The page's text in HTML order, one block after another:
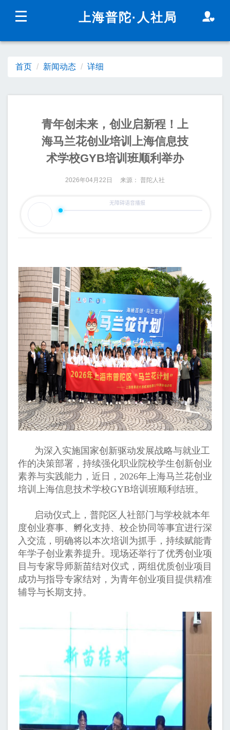
上海城市精神：
海纳百川
新闻动态 政务公开
政民互动
上海普陀·人社局
首页 新闻动态 详细
青年创未来，创业启新程！上
海马兰花创业培训上海信息技
术学校GYB培训班顺利举办
2026年04月22日 来源： 普陀人社
为深入实施国家创新驱动发展战略与就业工
作的决策部署，持续强化职业院校学生创新创业
素养与实践能力，近日，2026年上海马兰花创业
培训上海信息技术学校GYB培训班顺利结班。
启动仪式上，普陀区人社部门与学校就本年
度创业赛事、孵化支持、校企协同等事宜进行深
入交流，明确将以本次培训为抓手，持续赋能青
年学子创业素养提升。现场还举行了优秀创业项
目与专家导师新苗结对仪式，两组优质创业项目
成功与指导专家结对，为青年创业项目提供精准
辅导与长期支持。